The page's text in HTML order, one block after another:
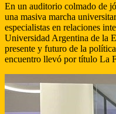
En un auditorio colmado de
una masiva marcha
especialistas en relaciones
Universidad Argentina de la
presente y futuro de la
encuentro llevó por título La